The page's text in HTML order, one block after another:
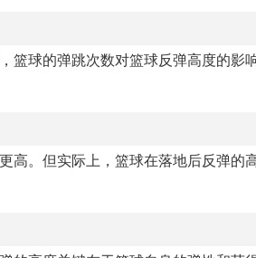
篮球的弹跳次数对篮球反弹高度的影
高。但实际上，篮球在落地后反弹的